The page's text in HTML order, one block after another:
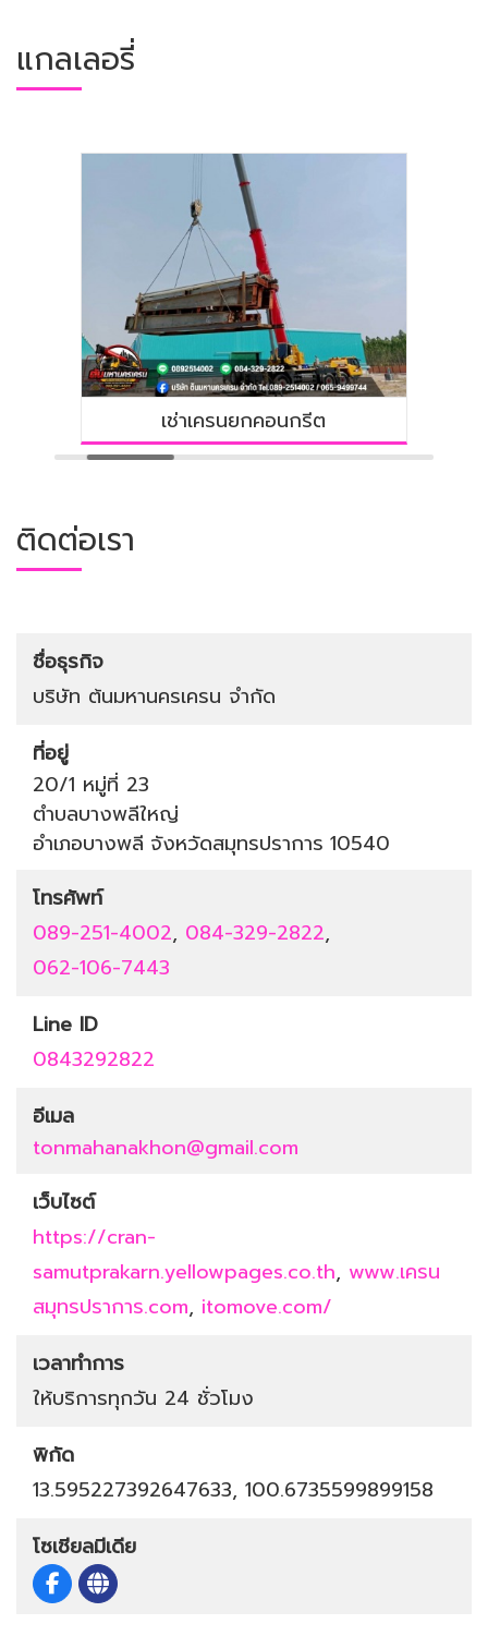
แกลเลอรี่
เช่าเครนยกคอนกรีต
ติดต่อเรา
ชื่อธุรกิจ
บริษัท ต้นมหานครเครน จำกัด
ที่อยู่
20/1 หมู่ที่ 23
ตำบลบางพลีใหญ่
อำเภอบางพลี จังหวัดสมุทรปราการ 10540
โทรศัพท์
089-251-4002, 084-329-2822,
062-106-7443
Line ID
0843292822
อีเมล
tonmahanakhon@gmail.com
เว็บไซต์
https://cran-
samutprakarn.yellowpages.co.th, www.เครน
สมุทรปราการ.com, itomove.com/
เวลาทำการ
ให้บริการทุกวัน 24 ชั่วโมง
พิกัด
13.595227392647633, 100.6735599899158
โซเชียลมีเดีย